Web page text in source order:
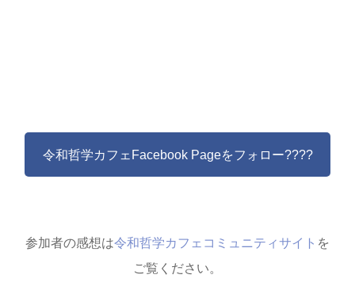
令和哲学カフェFacebook Pageをフォロー????
参加者の感想は令和哲学カフェコミュニティサイト を
ご覧ください。